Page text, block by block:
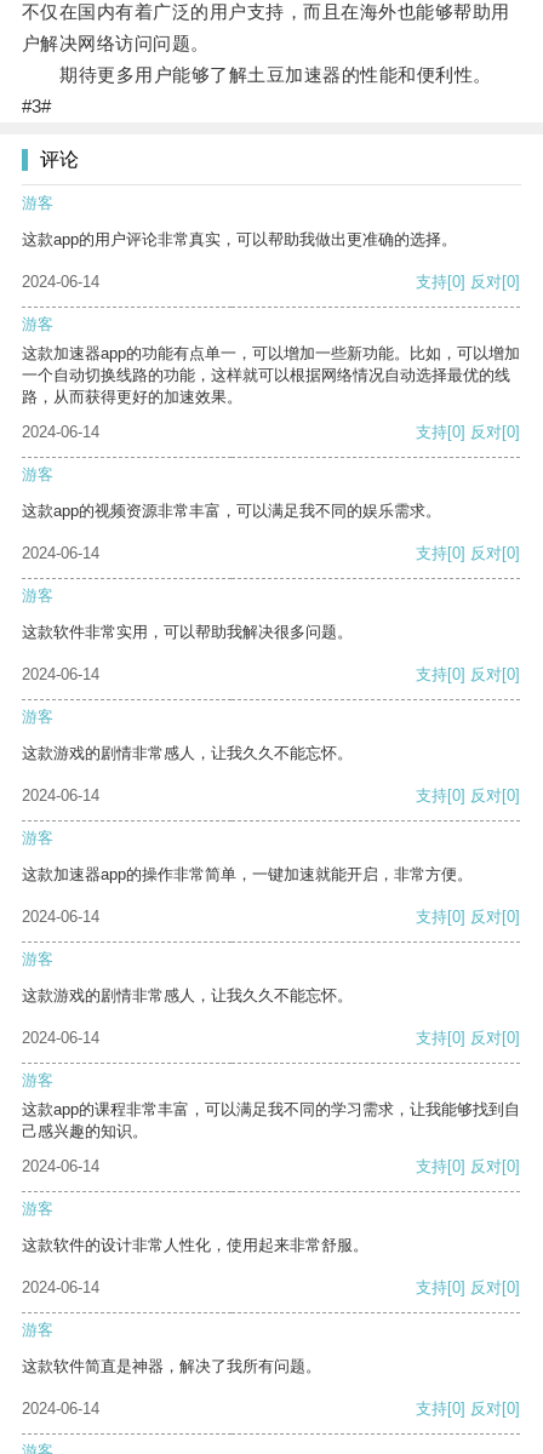
不仅在国内有着广泛的用户支持，而且在海外也能够帮助用
户解决网络访问问题。
期待更多用户能够了解土豆加速器的性能和便利性。
#3#
评论
游客
这款app的用户评论非常真实，可以帮助我做出更准确的选择。
2024-06-14 支持[0] 反对[0]
游客
这款加速器app的功能有点单一，可以增加一些新功能。比如，可以增加
一个自动切换线路的功能，这样就可以根据网络情况自动选择最优的线
路，从而获得更好的加速效果。
2024-06-14
支持[0] 反对[0]
游客
这款app的视频资源非常丰富，可以满足我不同的娱乐需求。
2024-06-14 支持[0] 反对[0]
游客
这款软件非常实用，可以帮助我解决很多问题。
2024-06-14 支持[0] 反对[0]
游客
这款游戏的剧情非常感人，让我久久不能忘怀。
2024-06-14 支持[0] 反对[0]
游客
这款加速器app的操作非常简单，一键加速就能开启，非常方便。
2024-06-14 支持[0] 反对[0]
游客
这款游戏的剧情非常感人，让我久久不能忘怀。
2024-06-14 支持[0] 反对[0]
游客
这款app的课程非常丰富，可以满足我不同的学习需求，让我能够找到自
己感兴趣的知识。
2024-06-14
支持[0] 反对[0]
游客
这款软件的设计非常人性化，使用起来非常舒服。
2024-06-14 支持[0] 反对[0]
游客
这款软件简直是神器，解决了我所有问题。
2024-06-14 支持[0] 反对[0]